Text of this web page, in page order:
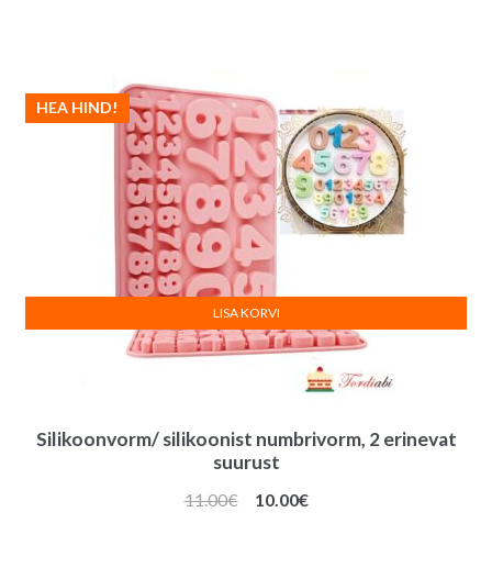
Silikoonvorm/ silikoonist numbrivorm, 2 erinevat
suurust
HEA HIND!
11.00€
Algne
10.00€Praegune
LISA KORVI